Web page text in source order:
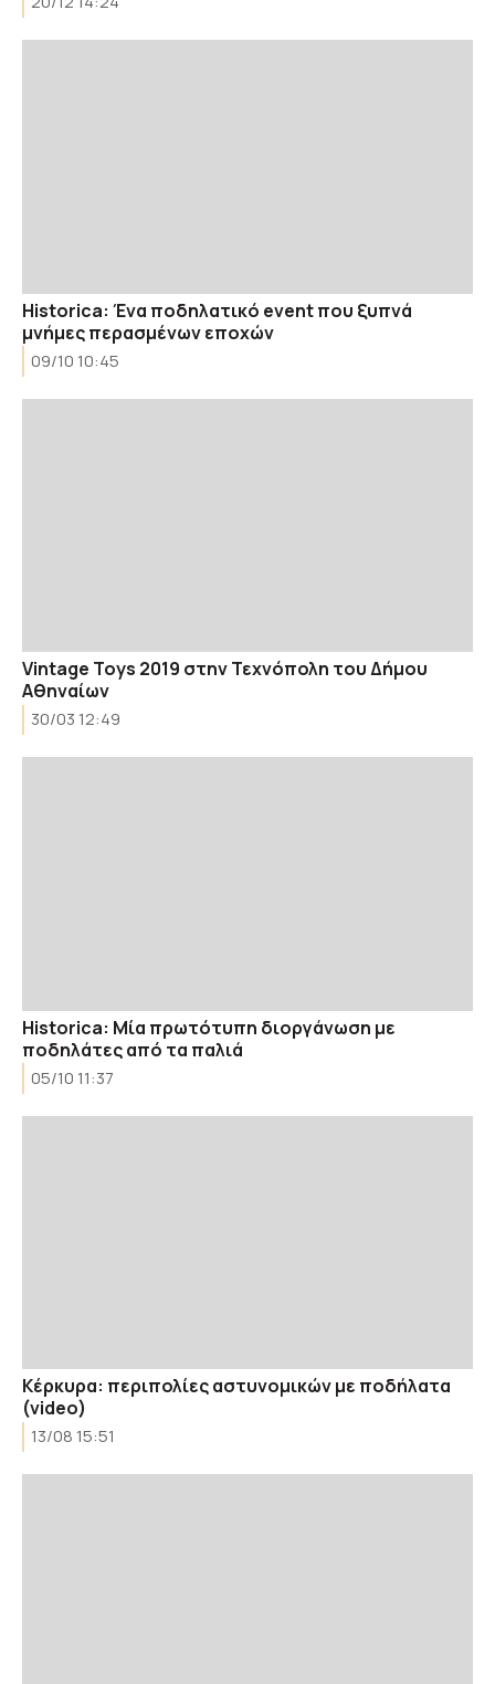
Historica: Ένα ποδηλατικό event που ξυπνά
μνήμες περασμένων εποχών
09/10 10:45
Vintage Toys 2019 στην Τεχνόπολη του Δήμου
Αθηναίων
30/03 12:49
Historica: Μία πρωτότυπη διοργάνωση με
ποδηλάτες από τα παλιά
05/10 11:37
Κέρκυρα: περιπολίες αστυνομικών με ποδήλατα
(video)
13/08 15:51